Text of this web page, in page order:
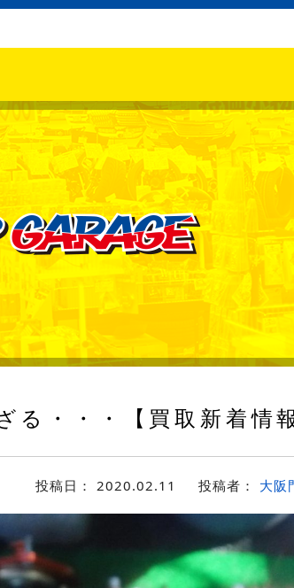
る・・・【買取新着情報
投稿日： 2020.02.11 投稿者： 大阪